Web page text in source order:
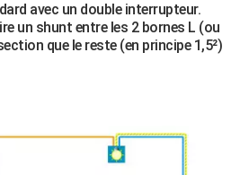
avec un double interrupteur.
un shunt entre les 2 bornes L (ou
que le reste (en principe 1,5²)